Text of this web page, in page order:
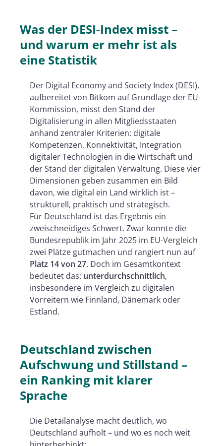
Was der DESI-Index misst –
und warum er mehr ist als
eine Statistik
Der Digital Economy and Society Index (DESI),
aufbereitet von Bitkom auf Grundlage der EU-
Kommission, misst den Stand der
Digitalisierung in allen Mitgliedsstaaten
anhand zentraler Kriterien: digitale
Kompetenzen, Konnektivität, Integration
digitaler Technologien in die Wirtschaft und
der Stand der digitalen Verwaltung. Diese vier
Dimensionen geben zusammen ein Bild
davon, wie digital ein Land wirklich ist –
strukturell, praktisch und strategisch.
Für Deutschland ist das Ergebnis ein
zweischneidiges Schwert. Zwar konnte die
Bundesrepublik im Jahr 2025 im EU-Vergleich
zwei Plätze gutmachen und rangiert nun auf
Platz 14 von 27. Doch im Gesamtkontext
bedeutet das: unterdurchschnittlich,
insbesondere im Vergleich zu digitalen
Vorreitern wie Finnland, Dänemark oder
Estland.
Deutschland zwischen
Aufschwung und Stillstand –
ein Ranking mit klarer
Sprache
Die Detailanalyse macht deutlich, wo
Deutschland aufholt – und wo es noch weit